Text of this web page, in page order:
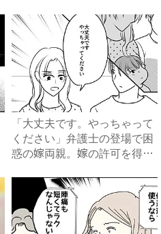
「大丈夫です。やっちゃって
ください」弁護士の登場で困
惑の嫁両親。嫁の許可を得た